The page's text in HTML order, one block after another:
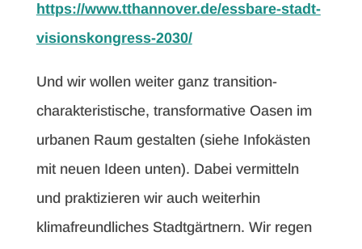
https://www.tthannover.de/essbare-stadt-
visionskongress-2030/
Und wir wollen weiter ganz transition-
charakteristische, transformative Oasen im
urbanen Raum gestalten (siehe Infokästen
mit neuen Ideen unten). Dabei vermitteln
und praktizieren wir auch weiterhin
klimafreundliches Stadtgärtnern. Wir regen